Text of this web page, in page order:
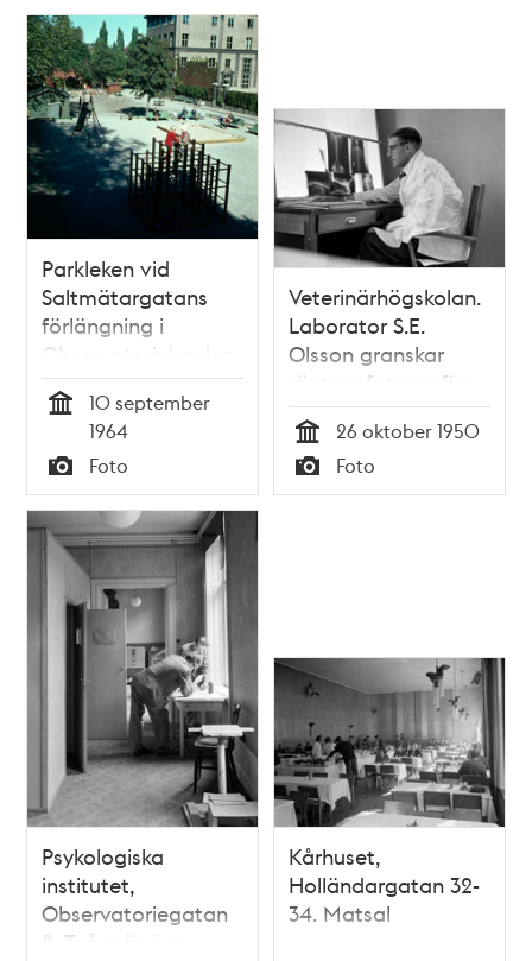
Parkleken vid
Saltmätargatans
förlängning i
Observatorielunden.
Vy mot
Handelshögskolans
nordvästra hörn
10 september
1964
Typ
Foto
Veterinärhögskolan.
Laborator S.E.
Olsson granskar
röntgenfotografier
på medicinska
hudkliniken.
Fotografierna
föreställer diskbråck
Tid
26 oktober 1950
Typ
Foto
Psykologiska
institutet,
Observatoriegatan
8. Två män i en
Kårhuset,
Holländargatan 32-
34. Matsal